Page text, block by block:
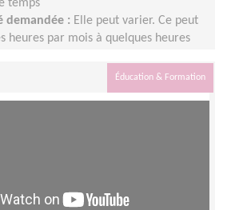
temps
demandée : Elle peut varier. Ce peut
heures par mois à quelques heures
Éducation & Formation